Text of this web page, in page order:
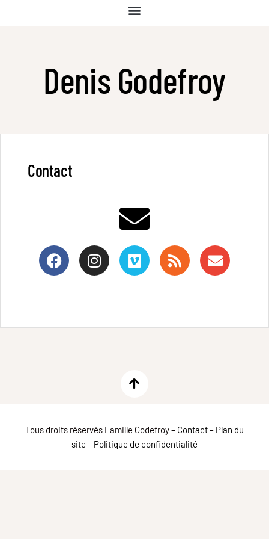
Denis Godefroy
Contact
Tous droits réservés Famille Godefroy – Contact– Plan du
site – Politique de confidentialité